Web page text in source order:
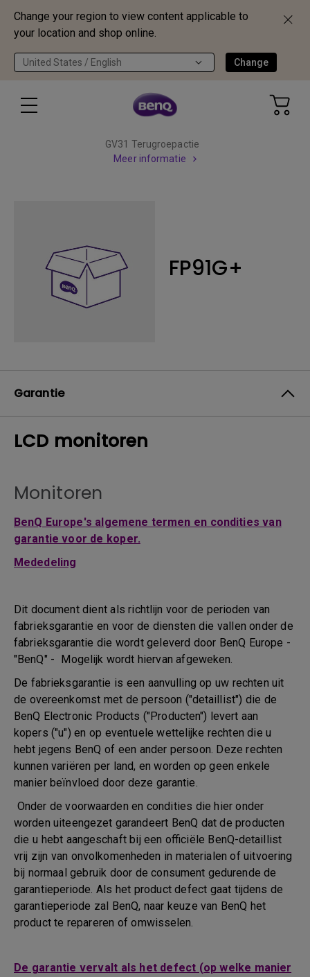
Change your region to view content applicable to
your location and shop online.
United States / English Change
GV31 Terugroepactie
Meer informatie
FP91G+
Garantie
LCD monitoren
Monitoren
BenQ Europe's algemene termen en condities van
garantie voor de koper.
Mededeling
Dit document dient als richtlijn voor de perioden van
fabrieksgarantie en voor de diensten die vallen onder de
fabrieksgarantie die wordt geleverd door BenQ Europe -
"BenQ" - Mogelijk wordt hiervan afgeweken.
De fabrieksgarantie is een aanvulling op uw rechten uit
de overeenkomst met de persoon ("detaillist") die de
BenQ Electronic Products ("Producten") levert aan
kopers ("u") en op eventuele wettelijke rechten die u
hebt jegens BenQ of een ander persoon. Deze rechten
kunnen variëren per land, en worden op geen enkele
manier beïnvloed door deze garantie.
Onder de voorwaarden en condities die hier onder
worden uiteengezet garandeert BenQ dat de producten
die u hebt aangeschaft bij een officiële BenQ-detaillist
vrij zijn van onvolkomenheden in materialen of uitvoering
bij normaal gebruik door de consument gedurende de
garantieperiode. Als het product defect gaat tijdens de
garantieperiode zal BenQ, naar keuze van BenQ het
product te repareren of omwisselen.
De garantie vervalt als het defect (op welke manier